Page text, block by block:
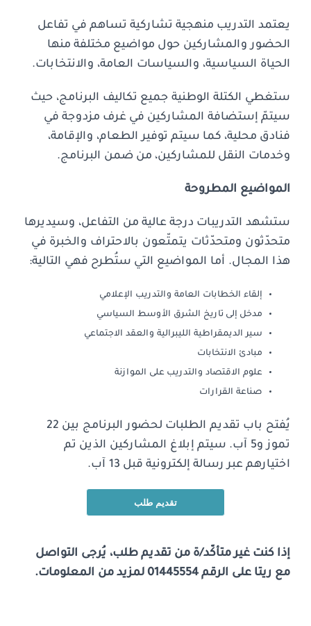
يعتمد التدريب منهجية تشاركية تساهم في تفاعل
الحضور والمشاركين حول مواضيع مختلفة منها
الحياة السياسية، والسياسات العامة، والانتخابات.
ستغطي الكتلة الوطنية جميع تكاليف البرنامج، حيث
سيتمّ إستضافة المشاركين في غرف مزدوجة في
فنادق محلية، كما سيتم توفير الطعام، والإقامة،
وخدمات النقل للمشاركين، من ضمن البرنامج.
المواضيع المطروحة
ستشهد التدريبات درجة عالية من التفاعل، وسيديرها
متحدّثون ومتحدّثات يتمتّعون بالاحتراف والخبرة في
هذا المجال. أما المواضيع التي ستُطرح فهي التالية:
إلقاء الخطابات العامة والتدريب الإعلامي
مدخل إلى تاريخ الشرق الأوسط السياسي
سير الديمقراطية الليبرالية والعقد الاجتماعي
مبادئ الانتخابات
علوم الاقتصاد والتدريب على الموازنة
صناعة القرارات
يُفتح باب تقديم الطلبات لحضور البرنامج بين 22
تموز و5 آب. سيتم إبلاغ المشاركين الذين تم
اختيارهم عبر رسالة إلكترونية قبل 13 آب.
تقديم طلب
إذا كنت غير متأكّد/ة من تقديم طلب، يُرجى التواصل
مع ريتا على الرقم 01445554 لمزيد من المعلومات.